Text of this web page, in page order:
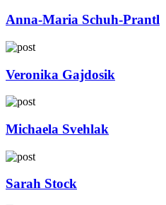
Anna-Maria Schuh-Prantl
Veronika Gajdosik
Michaela Svehlak
Sarah Stock